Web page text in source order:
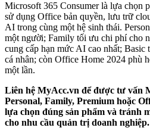
Microsoft 365 Consumer là lựa chọn
sử dụng Office bản quyền, lưu trữ
AI trong cùng một hệ sinh thái.
một người; Family tối ưu chi phí cho
cung cấp hạn mức AI cao nhất; Basic
cá nhân; còn Office Home 2024 phù
một lần.
Liên hệ MyAcc.vn để được tư vấn
Personal, Family, Premium hoặc
lựa chọn đúng sản phẩm và tránh
cho nhu cầu quản trị doanh nghiệp.